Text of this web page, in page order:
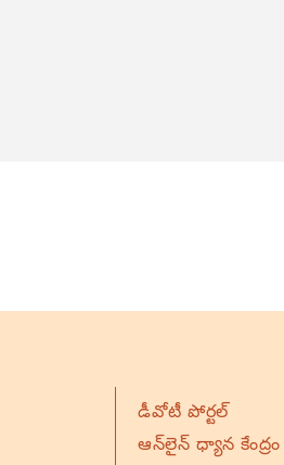
డీవోటీ పోర్టల్
ఆన్‌లైన్ ధ్యాన కేంద్రం